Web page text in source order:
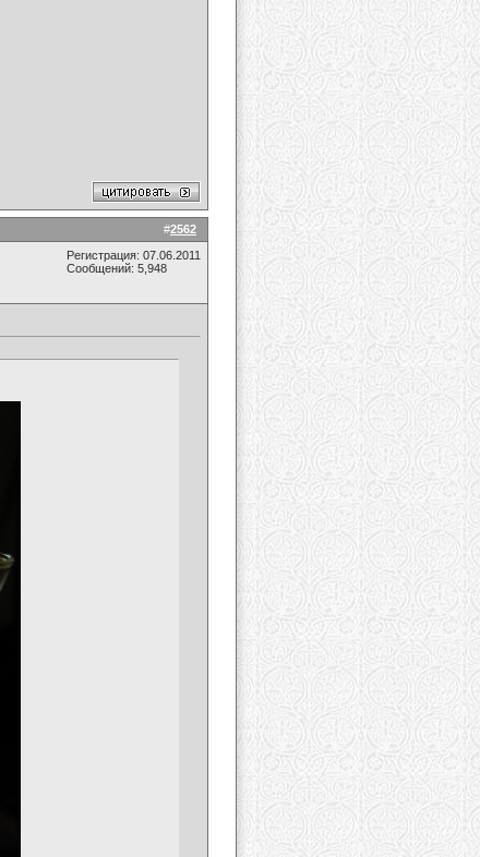
#2562
Регистрация: 07.06.2011
Сообщений: 5,948